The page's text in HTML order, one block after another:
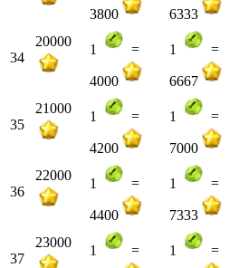
3800 6333
34
20000
1 =
4000
1 =
6667
35
21000
1 =
4200
1 =
7000
36
22000
1 =
4400
1 =
7333
37
23000
1 = 1 =